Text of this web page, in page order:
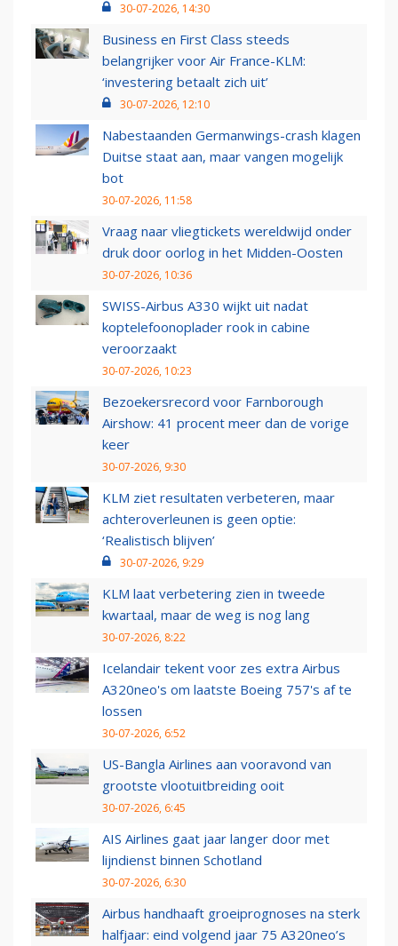
30-07-2026, 14:30
Business en First Class steeds
belangrijker voor Air France-KLM:
‘investering betaalt zich uit’
30-07-2026, 12:10
Nabestaanden Germanwings-crash klagen
Duitse staat aan, maar vangen mogelijk
bot
30-07-2026, 11:58
Vraag naar vliegtickets wereldwijd onder
druk door oorlog in het Midden-Oosten
30-07-2026, 10:36
SWISS-Airbus A330 wijkt uit nadat
koptelefoonoplader rook in cabine
veroorzaakt
30-07-2026, 10:23
Bezoekersrecord voor Farnborough
Airshow: 41 procent meer dan de vorige
keer
30-07-2026, 9:30
KLM ziet resultaten verbeteren, maar
achteroverleunen is geen optie:
‘Realistisch blijven’
30-07-2026, 9:29
KLM laat verbetering zien in tweede
kwartaal, maar de weg is nog lang
30-07-2026, 8:22
Icelandair tekent voor zes extra Airbus
A320neo's om laatste Boeing 757's af te
lossen
30-07-2026, 6:52
US-Bangla Airlines aan vooravond van
grootste vlootuitbreiding ooit
30-07-2026, 6:45
AIS Airlines gaat jaar langer door met
lijndienst binnen Schotland
30-07-2026, 6:30
Airbus handhaaft groeiprognoses na sterk
halfjaar: eind volgend jaar 75 A320neo’s